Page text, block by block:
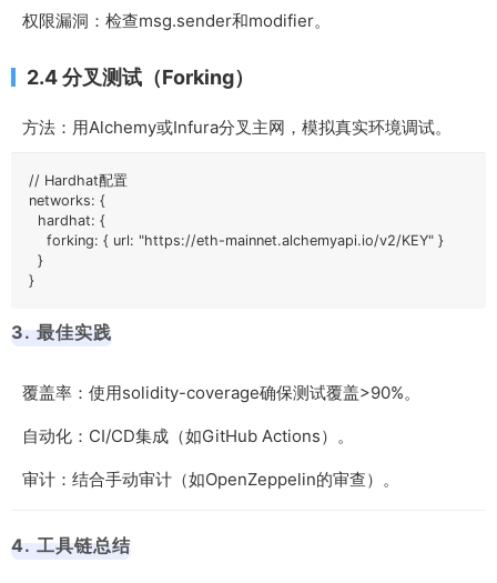
权限漏洞：检查msg.sender和modifier。
2.4 分叉测试（Forking）
方法：用Alchemy或Infura分叉主网，模拟真实环境调试。
// Hardhat配置
networks: {
hardhat: {
forking: { url: "https://eth-mainnet.alchemyapi.io/v2/KEY" }
}
}
3. 最佳实践
覆盖率：使用solidity-coverage确保测试覆盖>90%。
自动化：CI/CD集成（如GitHub Actions）。
审计：结合手动审计（如OpenZeppelin的审查）。
4. 工具链总结